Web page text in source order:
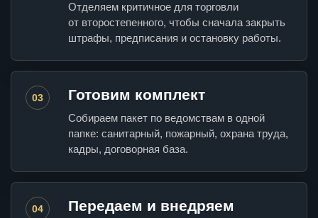
Отделяем критичное для торговли
от второстепенного, чтобы сначала закрыть
штрафы, предписания и остановку работы.
03 Готовим комплект
Собираем пакет по ведомствам в одной
папке: санитарный, пожарный, охрана труда,
кадры, договорная база.
04 Передаем и внедряем